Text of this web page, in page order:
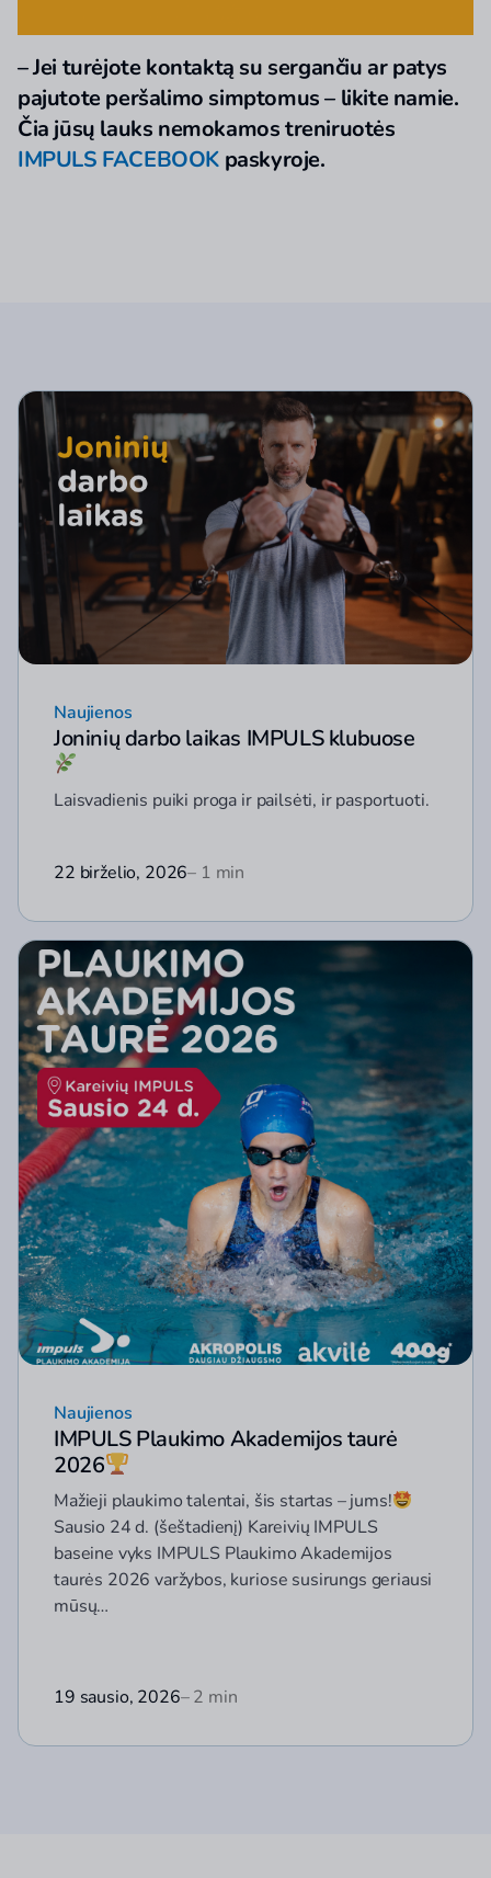
– Jei turėjote kontaktą su sergančiu ar patys
pajutote peršalimo simptomus – likite namie.
Čia jūsų lauks nemokamos treniruotės
IMPULS FACEBOOK paskyroje.
Naujienos
Joninių darbo laikas IMPULS klubuose
Laisvadienis puiki proga ir pailsėti, ir pasportuoti.
22 birželio, 2026– 1 min
Naujienos
IMPULS Plaukimo Akademijos taurė
2026
Mažieji plaukimo talentai, šis startas – jums!
Sausio 24 d. (šeštadienį) Kareivių IMPULS
baseine vyks IMPULS Plaukimo Akademijos
taurės 2026 varžybos, kuriose susirungs geriausi
mūsų…
19 sausio, 2026– 2 min